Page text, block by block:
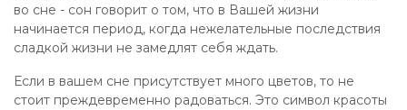
во сне - сон говорит о том, что в Вашей жизни
начинается период, когда нежелательные последствия
сладкой жизни не замедлят себя ждать.
Если в вашем сне присутствует много цветов, то не
стоит преждевременно радоваться. Это символ красоты